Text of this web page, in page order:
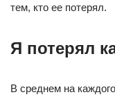
тем, кто ее потерял.
Я потерял
В среднем на